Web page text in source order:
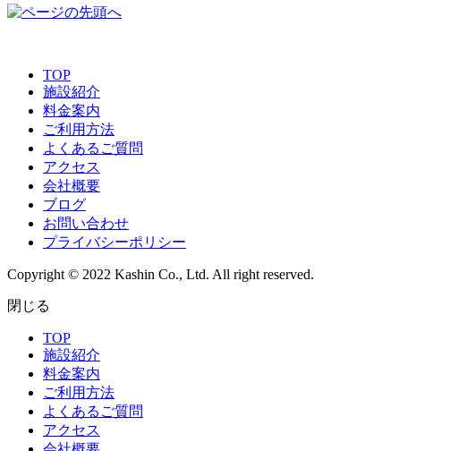
TOP
施設紹介
料金案内
ご利用方法
よくあるご質問
アクセス
会社概要
ブログ
お問い合わせ
プライバシーポリシー
Copyright © 2022 Kashin Co., Ltd. All right reserved.
閉じる
TOP
施設紹介
料金案内
ご利用方法
よくあるご質問
アクセス